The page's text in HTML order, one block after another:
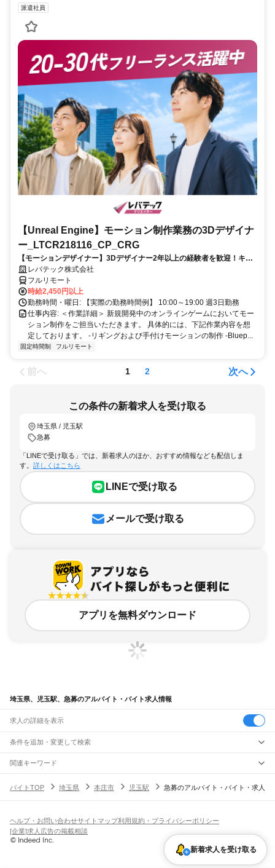
派遣社員
【Unreal Engine】モーション制作業務の3Dデザイナ
ー_LTCR218116_CP_CRG
【モーションデザイナー】3Dデザイナー2年以上の経験者を歓迎！キャ
リアアップを目指したい方も大歓迎♪
レバテック株式会社
フルリモート
時給2,450円以上
勤務時間・曜日: 【実際の勤務時間例】 10:00～19:00 週3日勤務
仕事内容: ＜作業詳細＞ 新規開発中のオンラインゲームにおいてモー
ション制作をご担当いただきます。 具体的には、下記作業内容を想
定しております。 -リギングおよび手付けモーションの制作 -Bluep...
固定時間制 フルリモート
前へ 1 2 次へ
この条件の新着求人を受け取る
埼玉県 / 児玉駅
急募
「LINEで受け取る」では、新着求人のほか、おすすめ情報なども配信しま
す。 詳しくはこちら
LINEで受け取る
メールで受け取る
アプリを無料ダウンロード
埼玉県、児玉駅、急募のアルバイト・バイト求人情報
求人の詳細を表示
条件を追加・変更して検索
市区町村を追加・変更
埼玉県すべて
川越市熊谷市川口市行田市秩父市所沢市飯能市加須市本庄市東松山市
春日部市狭山市羽生市 草加市越谷市蕨市戸田市入間市
北本市 八潮市富士見市 三郷市蓮田市
ふじみ野市 白岡市
駅を追加・変更
東所沢駅新座駅 北朝霞駅 西浦和駅武蔵浦和駅 南浦和駅 東浦和駅
越谷レイクタウン駅吉川駅吉川美南駅新三郷駅三郷駅
JR八高線(八王子～高麗川)
飲食・フードサービス
飲食・フードサービス
ホールスタッフ
皿洗い・洗い場精肉・鮮魚加工
バー（BAR）・バーテンダー
飲食店（店長・マネージャー）
特徴を追加・変更
人気
髪型・髪色自由ひげOKネイルOK
留学生・外国人活躍中
関連キーワード
バイトTOP
埼玉県 本庄市 児玉駅 急募のアルバイト・バイト・求人
新着求人を受け取る
ヘルプ・お問い合わせサイトマップ利用規約・プライバシーポリシー
[企業]求人広告の掲載相談